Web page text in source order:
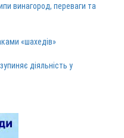
винагород, переваги та
«шахедів»
діяльність у